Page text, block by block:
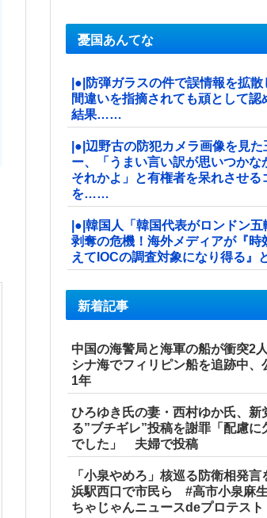
憂国あんてな
|●|防弾ガラスの件で誤情報を拡散
間違いを指摘されても頑として認
結果……
|●|辺野古の防犯カメラ画像を見た
ー、「うまい言い訳が思いつかな
それかよ」と有権者を呆れさせる
を……
|●|韓国人「韓国代表がロンドン
剥奪の危機！海外メディアが『時
えてIOCの調査対象になり得る』
新着記事
中国の海警局と海軍の船が衝突2
シナ海でフィリピン船を追跡中、
1年
ひろゆき氏の妻・西村ゆか氏、新
る”ブチギレ”投稿を謝罪「配慮に
でした」 夫婦で投稿
「小泉やめろ」核巡る防衛相発言
浜駅西口で市民ら #高市小泉麻生
ちゃじゃんニュースdeプロテスト